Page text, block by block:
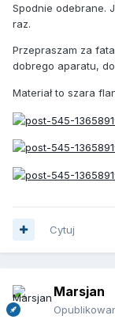
Spodnie odebrane.
raz.
Przepraszam za
dobrego aparatu,
Materiał to szara
Cytuj
Marsjan